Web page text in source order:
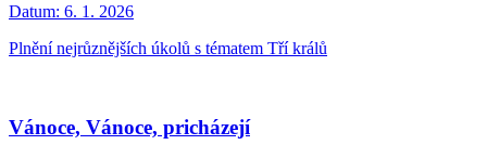
Datum: 6. 1. 2026
Plnění nejrůznějších úkolů s tématem Tří králů
Vánoce, Vánoce, pricházejí